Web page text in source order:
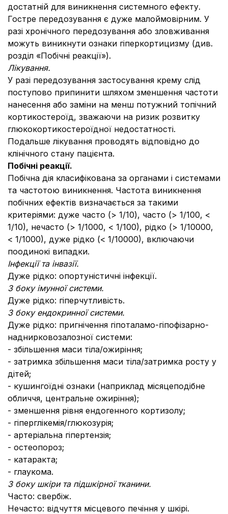
достатній для виникнення системного ефекту.
Гостре передозування є дуже малоймовірним. У
разі хронічного передозування або зловживання
можуть виникнути ознаки гіперкортицизму (див.
розділ «Побічні реакції»).
Лікування.
У разі передозування застосування крему слід
поступово припинити шляхом зменшення частоти
нанесення або заміни на менш потужний топічний
кортикостероїд, зважаючи на ризик розвитку
глюкокортикостероїдної недостатності.
Подальше лікування проводять відповідно до
клінічного стану пацієнта.
Побічні реакції.
Побічна дія класифікована за органами і системами
та частотою виникнення. Частота виникнення
побічних ефектів визначається за такими
критеріями: дуже часто (> 1/10), часто (> 1/100, <
1/10), нечасто (> 1/1000, < 1/100), рідко (> 1/10000,
< 1/1000), дуже рідко (< 1/10000), включаючи
поодинокі випадки.
Інфекції та інвазії.
Дуже рідко: опортуністичні інфекції.
З боку імунної системи.
Дуже рідко: гіперчутливість.
З боку ендокринної системи.
Дуже рідко: пригнічення гіпоталамо-гіпофізарно-
наднирковозалозної системи:
- збільшення маси тіла/ожиріння;
- затримка збільшення маси тіла/затримка росту у
дітей;
- кушингоїдні ознаки (наприклад місяцеподібне
обличчя, центральне ожиріння);
- зменшення рівня ендогенного кортизолу;
- гіперглікемія/глюкозурія;
- артеріальна гіпертензія;
- остеопороз;
- катаракта;
- глаукома.
З боку шкіри та підшкірної тканини.
Часто: свербіж.
Нечасто: відчуття місцевого печіння у шкірі.